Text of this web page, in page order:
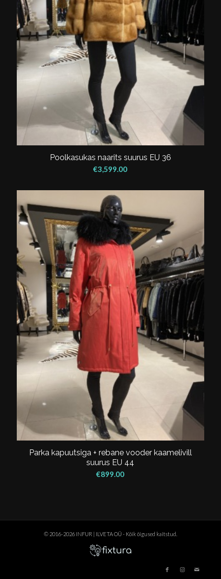
Poolkasukas naarits suurus EU 36
€3,599.00
Parka kapuutsiga + rebane vooder kaamelivill
suurus EU 44
€899.00
© 2016-2026 INFUR | ILVETA OÜ - Kõik õigused kaitstud.